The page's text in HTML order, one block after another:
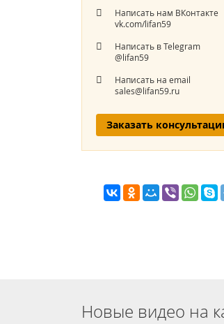
Написать нам ВКонтакте
vk.com/lifan59
Написать в Telegram
@lifan59
Написать на email
sales@lifan59.ru
Заказать
Новые видео на